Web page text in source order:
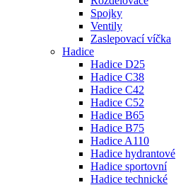
Spojky
Ventily
Zaslepovací víčka
Hadice
Hadice D25
Hadice C38
Hadice C42
Hadice C52
Hadice B65
Hadice B75
Hadice A110
Hadice hydrantové
Hadice sportovní
Hadice technické